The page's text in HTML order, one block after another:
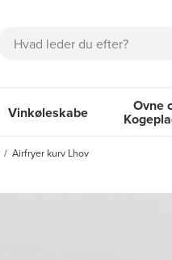
Søg
Vinkøleskabe
Vinkøleskabe
Ovne
Airfryer kurv Lhov